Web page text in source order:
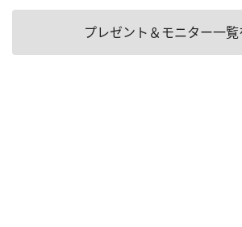
プレゼント＆モニター一覧